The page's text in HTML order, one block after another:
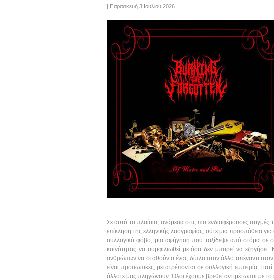
| Παρασκευή 3 Ιουλίου 2026
Σε αυτό το πλαίσιο, ανάμεσα στις πιο ενδιαφέρουσες
επίκληση της ελληνικής λαογραφίας, ούτε μια προσπάθεια
συλλογικό φόβο, μια αφήγηση που ταξίδεψε από στόμα σε
κοινότητας να συμφιλιωθεί με όσα δεν μπορεί να
ανθρώπων να σταθούν ο ένας δίπλα στον άλλο απέναντι στον
είναι προσωπικές, μετατρέπονται σε συλλογική εμπειρία.
άλλοτε μας πληγώνουν. Όλοι έχουμε βρεθεί αντιμέτωποι με